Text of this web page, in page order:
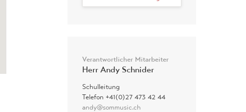
Verantwortlicher Mitarbeiter
Herr Andy Schnider
Schulleitung
Telefon +41(0)27 473 42 44
andy@sommusic.ch